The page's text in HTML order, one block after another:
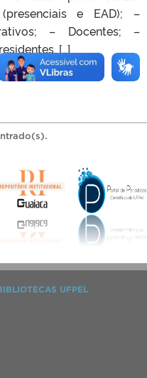
e EAD); –
– Docentes; –
[…]
UFPEL